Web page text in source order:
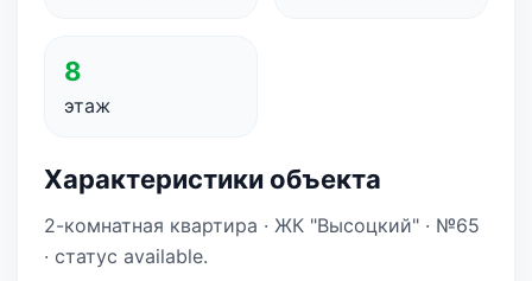
8
этаж
Характеристики объекта
2-комнатная квартира · ЖК "Высоцкий" · №65
· статус available.